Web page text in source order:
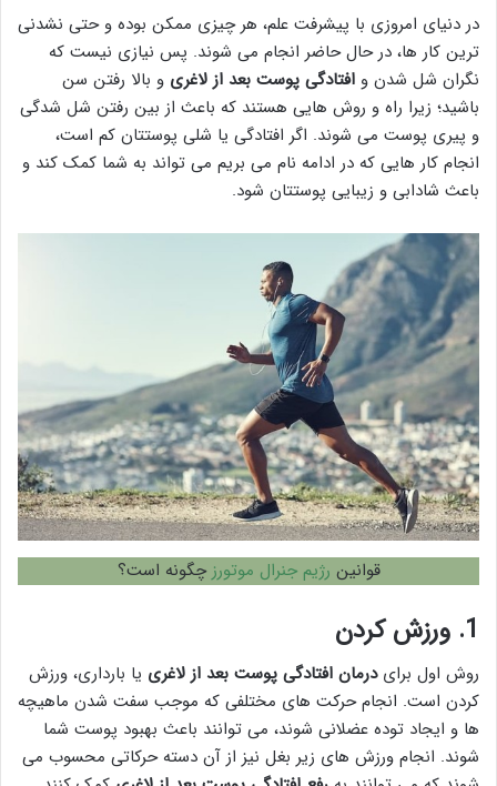
در دنیای امروزی با پیشرفت علم، هر چیزی ممکن بوده و حتی نشدنی
ترین کار ها، در حال حاضر انجام می شوند. پس نیازی نیست که
نگران شل شدن و افتادگی پوست بعد از لاغری و بالا رفتن سن
باشید؛ زیرا راه و روش هایی هستند که باعث از بین رفتن شل شدگی
و پیری پوست می شوند. اگر افتادگی یا شلی پوستتان کم است،
انجام کار هایی که در ادامه نام می بریم می تواند به شما کمک کند و
باعث شادابی و زیبایی پوستتان شود.
قوانین رژیم جنرال موتورز چگونه است؟
1. ورزش کردن
روش اول برایدرمان افتادگی پوست بعد از لاغری یا بارداری، ورزش
کردن است. انجام حرکت های مختلفی که موجب سفت شدن ماهیچه
ها و ایجاد توده عضلانی شوند، می توانند باعث بهبود پوست شما
شوند. انجام ورزش های زیر بغل نیز از آن دسته حرکاتی محسوب می